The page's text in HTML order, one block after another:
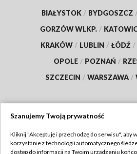
BIAŁYSTOK / BYDGOSZCZ
GORZÓW WLKP. /
KRAKÓW / LUBLIN / ŁÓDŹ /
OPOLE / POZNAŃ /
SZCZECIN / WARSZAWA /
TVP
Szanujemy Twoją prywatność
Kliknij "Akceptuję i przechodzę do serwisu", aby
korzystanie z technologii automatycznego
dostęp do informacji na Twoim urządzeniu